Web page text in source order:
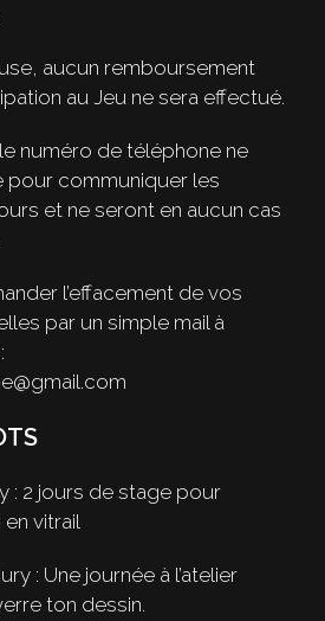
aucun remboursement
au Jeu ne sera effectué.
le numéro de téléphone ne
pour communiquer les
et ne seront en aucun cas
l’effacement de vos
par un simple mail à
: 2 jours de stage pour
vitrail
: Une journée à l’atelier
ton dessin.